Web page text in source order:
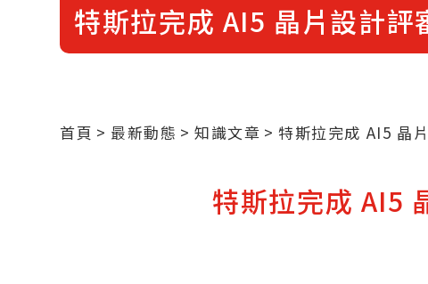
特斯拉完成 AI5 晶片設計
首頁 最新動態 知識文章 特斯拉完成 AI5 晶
特斯拉完成 AI5